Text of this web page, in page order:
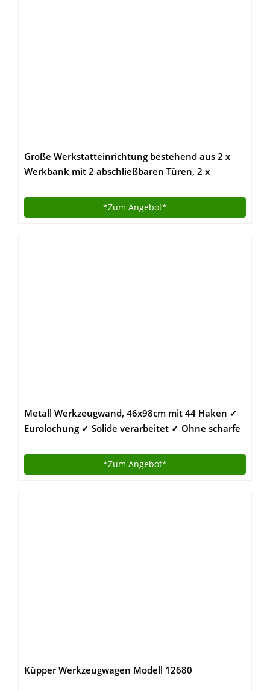
Große Werkstatteinrichtung bestehend aus 2 x
Werkbank mit 2 abschließbaren Türen, 2 x
und 2 x Lochwand Metall mit 14tlg.
Hakensortiment. Topp Preis / Leistungsverhältnis
*Zum Angebot*
Metall Werkzeugwand, 46x98cm mit 44 Haken ✓
Eurolochung ✓ Solide verarbeitet ✓ Ohne scharfe
Schlüssellochung | Werkzeug-Lochwand,
Werkstatt-Wand als praktischer Werkzeughalter
*Zum Angebot*
Küpper Werkzeugwagen Modell 12680